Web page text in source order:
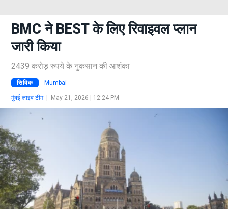
BMC ने BEST के लिए रिवाइवल प्लान
जारी किया
2439 करोड़ रुपये के नुकसान की आशंका
सिविक Mumbai
मुंबई लाइव टीम| May 21, 2026 | 12:24 PM